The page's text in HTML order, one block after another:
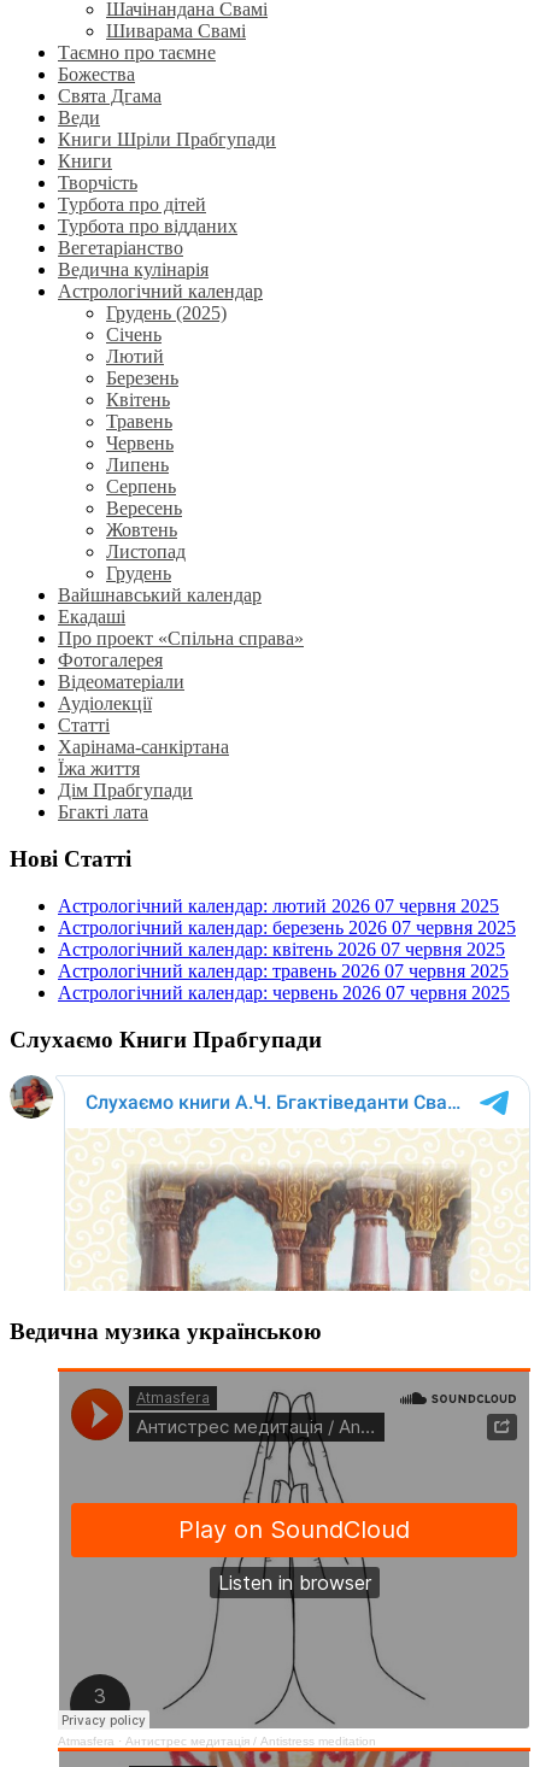
Шачінандана Свамі
Шиварама Свамі
Таємно про таємне
Божества
Свята Дгама
Веди
Книги Шріли Прабгупади
Книги
Творчість
Турбота про дітей
Турбота про відданих
Вегетаріанство
Ведична кулінарія
Астрологічний календар
Грудень (2025)
Січень
Лютий
Березень
Квітень
Травень
Червень
Липень
Серпень
Вересень
Жовтень
Листопад
Грудень
Вайшнавський календар
Екадаші
Про проект «Спільна справа»
Фотогалерея
Відеоматеріали
Аудіолекції
Статті
Харінама-санкіртана
Їжа життя
Дім Прабгупади
Бгакті лата
Нові Статті
Астрологічний календар: лютий 2026 07 червня 2025
Астрологічний календар: березень 2026 07 червня 2025
Астрологічний календар: квітень 2026 07 червня 2025
Астрологічний календар: травень 2026 07 червня 2025
Астрологічний календар: червень 2026 07 червня 2025
Слухаємо Книги Прабгупади
Ведична музика українською
Atmasfera · Антистрес медитація / Аntistress meditation